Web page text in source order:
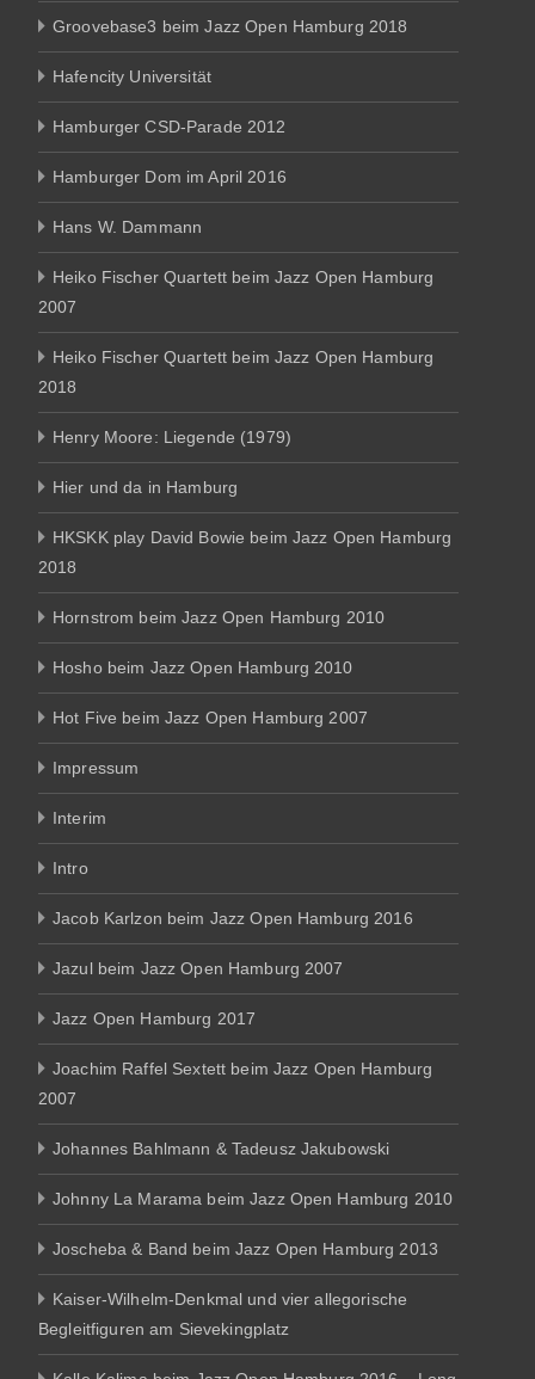
Groovebase3 beim Jazz Open Hamburg 2018
Hafencity Universität
Hamburger CSD-Parade 2012
Hamburger Dom im April 2016
Hans W. Dammann
Heiko Fischer Quartett beim Jazz Open Hamburg
2007
Heiko Fischer Quartett beim Jazz Open Hamburg
2018
Henry Moore: Liegende (1979)
Hier und da in Hamburg
HKSKK play David Bowie beim Jazz Open Hamburg
2018
Hornstrom beim Jazz Open Hamburg 2010
Hosho beim Jazz Open Hamburg 2010
Hot Five beim Jazz Open Hamburg 2007
Impressum
Interim
Intro
Jacob Karlzon beim Jazz Open Hamburg 2016
Jazul beim Jazz Open Hamburg 2007
Jazz Open Hamburg 2017
Joachim Raffel Sextett beim Jazz Open Hamburg
2007
Johannes Bahlmann & Tadeusz Jakubowski
Johnny La Marama beim Jazz Open Hamburg 2010
Joscheba & Band beim Jazz Open Hamburg 2013
Kaiser-Wilhelm-Denkmal und vier allegorische
Begleitfiguren am Sievekingplatz